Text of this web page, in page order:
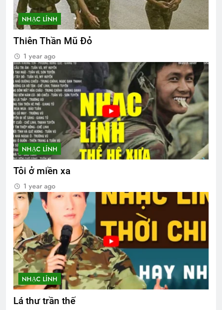
NHẠC LÍNH
Thiên Thần Mũ Đỏ
1 year ago
NHẠC LÍNH
Tôi ở miền xa
1 year ago
NHẠC LÍNH
Lá thư trần thế